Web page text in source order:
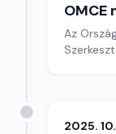
OMCE
Az
2025. 10.